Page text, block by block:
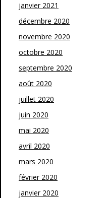
janvier 2021
décembre 2020
novembre 2020
octobre 2020
septembre 2020
août 2020
juillet 2020
juin 2020
mai 2020
avril 2020
mars 2020
février 2020
janvier 2020